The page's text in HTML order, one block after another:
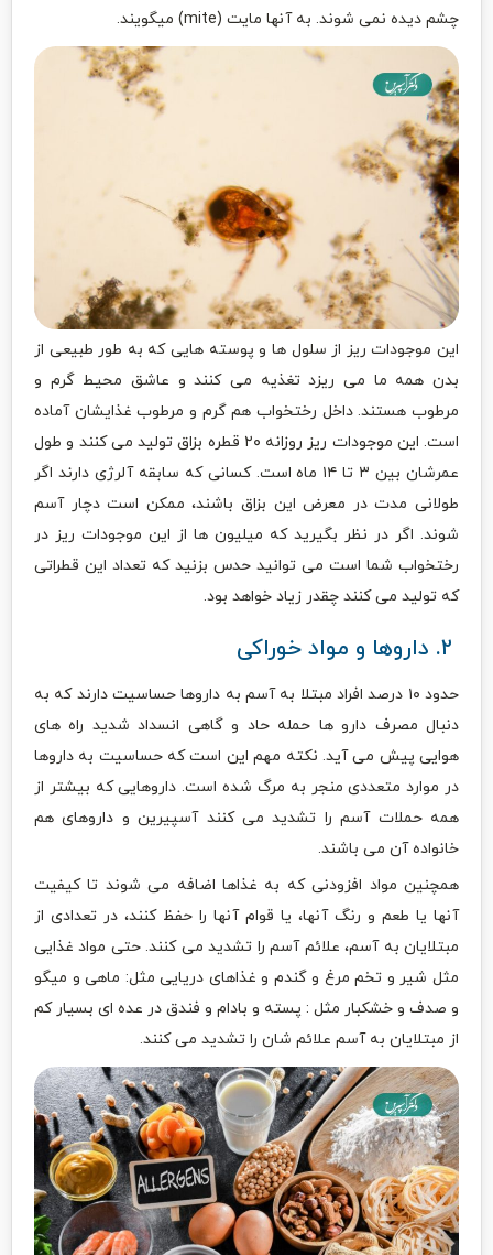
چشم دیده نمی شوند. به آنها مایت (mite) میگویند.
این موجودات ریز از سلول ها و پوسته هایی که به طور طبیعی از
بدن همه ما می ریزد تغذیه می کنند و عاشق محیط گرم و
مرطوب هستند. داخل رختخواب هم گرم و مرطوب غذایشان آماده
است. این موجودات ریز روزانه ۲۰ قطره بزاق تولید می کنند و طول
عمرشان بین ۳ تا ۱۴ ماه است. کسانی که سابقه آلرژی دارند اگر
طولانی مدت در معرض این بزاق باشند، ممکن است دچار آسم
شوند. اگر در نظر بگیرید که میلیون ها از این موجودات ریز در
رختخواب شما است می توانید حدس بزنید که تعداد این قطراتی
که تولید می کنند چقدر زیاد خواهد بود.
حدود ۱۰ درصد افراد مبتلا به آسم به داروها حساسیت دارند که به
دنبال مصرف دارو ها حمله حاد و گاهی انسداد شدید راه های
هوایی پیش می آید. نکته مهم این است که حساسیت به داروها
در موارد متعددی منجر به مرگ شده است. داروهایی که بیشتر از
همه حملات آسم را تشدید می کنند آسپیرین و داروهای هم
خانواده آن می باشند.
همچنین مواد افزودنی که به غذاها اضافه می شوند تا کیفیت
آنها یا طعم و رنگ آنها، یا قوام آنها را حفظ کنند، در تعدادی از
مبتلایان به آسم، علائم آسم را تشدید می کنند. حتى مواد غذایی
مثل شیر و تخم مرغ و گندم و غذاهای دریایی مثل: ماهی و میگو
و صدف و خشکبار مثل : پسته و بادام و فندق در عده ای بسیار کم
از مبتلایان به آسم علائم شان را تشدید می کنند.